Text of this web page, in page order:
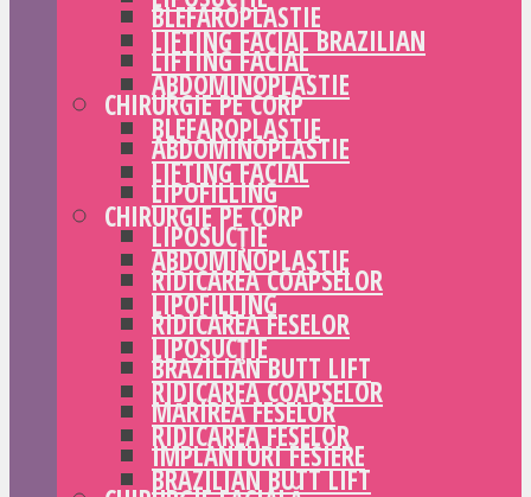
BLEFAROPLASTIE
LIFTING FACIAL
CHIRURGIE PE CORP
ABDOMINOPLASTIE
LIPOFILLING
LIPOSUCȚIE
RIDICAREA COAPSELOR
RIDICAREA FESELOR
BRAZILIAN BUTT LIFT
MĂRIREA FESELOR
IMPLANTURI FESIERE
LIFTING FACIAL BRAZILIAN
ABDOMINOPLASTIE
BLEFAROPLASTIE
LIFTING FACIAL
CHIRURGIE PE CORP
ABDOMINOPLASTIE
LIPOFILLING
LIPOSUCȚIE
RIDICAREA COAPSELOR
RIDICAREA FESELOR
BRAZILIAN BUTT LIFT